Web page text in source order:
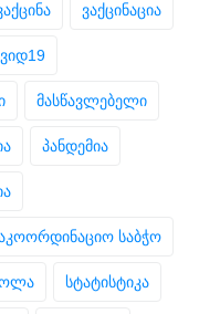
ვაქცინაცია
მასწავლებელი
პანდემია
საბჭო
სტატისტიკა